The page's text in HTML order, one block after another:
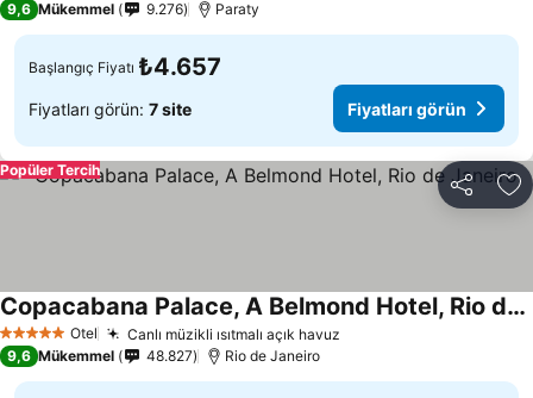
9,6 Mükemmel 9.276 Paraty
Başlangıç Fiyatı ₺4.657
Fiyatları görün: 7 site Fiyatları görün
Paylaş
Popüler Tercih
5 Yıldız Otel Canlı müzikli ısıtmalı açık havuz
Copacabana Palace, A Belmond Hotel, Rio de Janeiro
9,6 Mükemmel 48.827 Rio de Janeiro